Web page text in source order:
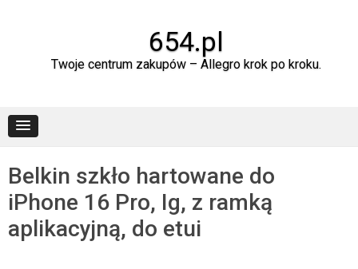
654.pl
Twoje centrum zakupów – Allegro krok po kroku.
Belkin szkło hartowane do
iPhone 16 Pro, Ig, z ramką
aplikacyjną, do etui